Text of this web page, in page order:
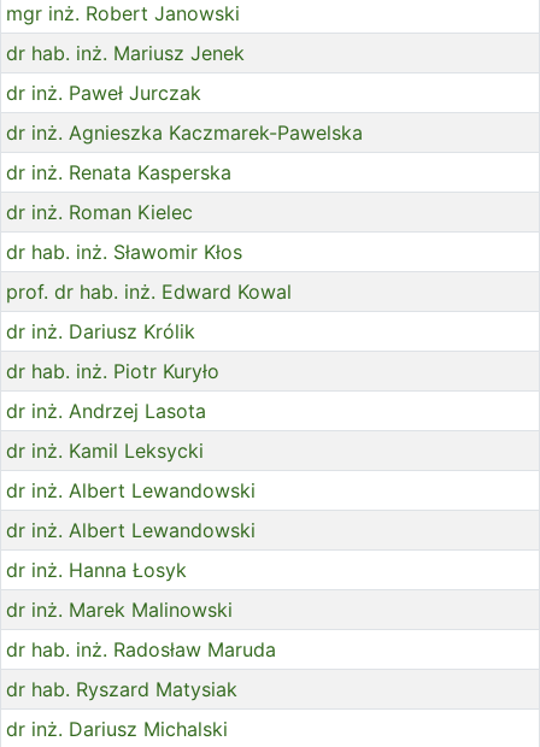
mgr inż. Robert Janowski
dr hab. inż. Mariusz Jenek
dr inż. Paweł Jurczak
dr inż. Agnieszka Kaczmarek-Pawelska
dr inż. Renata Kasperska
dr inż. Roman Kielec
dr hab. inż. Sławomir Kłos
prof. dr hab. inż. Edward Kowal
dr inż. Dariusz Królik
dr hab. inż. Piotr Kuryło
dr inż. Andrzej Lasota
dr inż. Kamil Leksycki
dr inż. Albert Lewandowski
dr inż. Albert Lewandowski
dr inż. Hanna Łosyk
dr inż. Marek Malinowski
dr hab. inż. Radosław Maruda
dr hab. Ryszard Matysiak
dr inż. Dariusz Michalski